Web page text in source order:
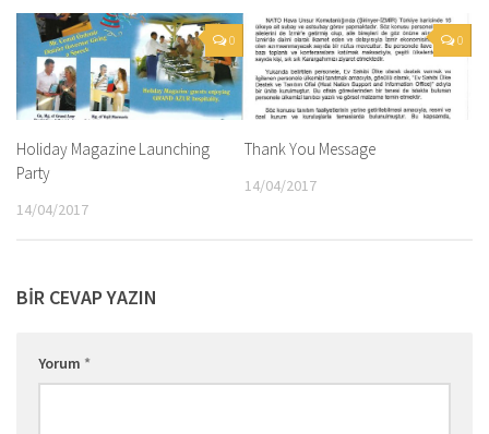
0
Holiday Magazine Launching
Party
14/04/2017
0
Thank You Message
14/04/2017
BIR CEVAP YAZIN
Yorum *